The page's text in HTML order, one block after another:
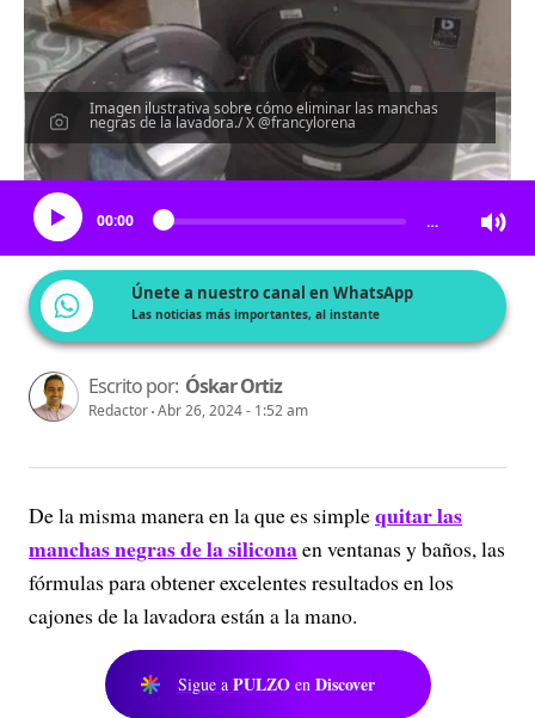
Imagen ilustrativa sobre cómo eliminar las manchas
negras de la lavadora./ X @francylorena
Escucha el artículo
00:00 …
Únete a nuestro canal en WhatsApp
Las noticias más importantes, al instante
Escrito por: Óskar Ortiz
Redactor Abr 26, 2024 - 1:52 am
De la misma manera en la que es simplequitar las
manchas negras de la siliconaen ventanas y baños, las
fórmulas para obtener excelentes resultados en los
cajones de la lavadora están a la mano.
Sigue a PULZO en Discover